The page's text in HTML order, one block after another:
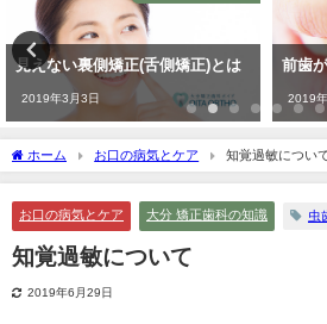
見えない裏側矯正(舌側矯正)とは
2019年3月3日
前歯
2019
ホーム お口の病気とケア 知覚過敏につい
お口の病気とケア 大分 矯正歯科の知識 虫
知覚過敏について
2019年6月29日